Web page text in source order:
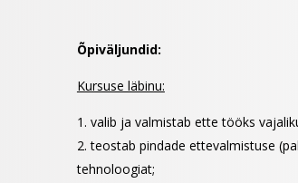
Õpiväljundid:
Kursuse läbinu:
valib ja valmistab ette tööks
teostab pindade ettevalmistuse
tehnoloogiat;